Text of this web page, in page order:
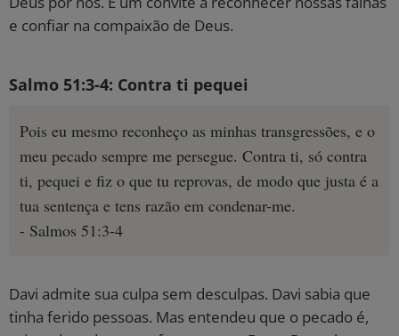
e confiar na compaixão de Deus.
Salmo 51:3-4: Contra ti pequei
Pois eu mesmo reconheço as minhas transgressões, e o
meu pecado sempre me persegue. Contra ti, só contra
ti, pequei e fiz o que tu reprovas, de modo que justa é a
tua sentença e tens razão em condenar-me.
- Salmos 51:3-4
Davi admite sua culpa sem desculpas. Davi sabia que
tinha ferido pessoas. Mas entendeu que o pecado é,